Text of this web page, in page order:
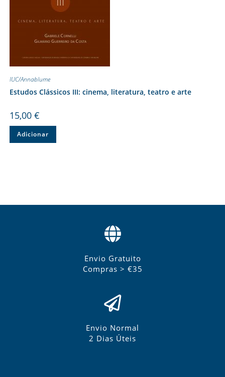
IUC/Annablume
Estudos Clássicos III: cinema, literatura, teatro e arte
15,00 €
Adicionar
Envio Gratuito
Compras > €35
Envio Normal
2 Dias Úteis